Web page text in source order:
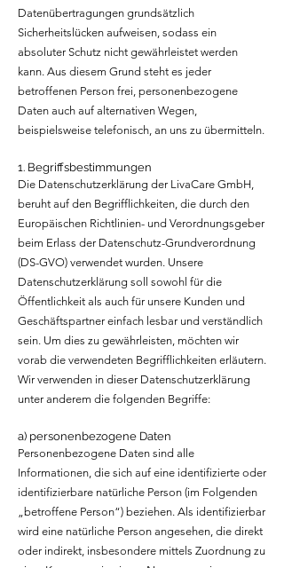
Datenübertragungen grundsätzlich
Sicherheitslücken aufweisen, sodass ein
absoluter Schutz nicht gewährleistet werden
kann. Aus diesem Grund steht es jeder
betroffenen Person frei, personenbezogene
Daten auch auf alternativen Wegen,
beispielsweise telefonisch, an uns zu übermitteln.
1. Begriffsbestimmungen
Die Datenschutzerklärung der LivaCare GmbH,
beruht auf den Begrifflichkeiten, die durch den
Europäischen Richtlinien- und Verordnungsgeber
beim Erlass der Datenschutz-Grundverordnung
(DS-GVO) verwendet wurden. Unsere
Datenschutzerklärung soll sowohl für die
Öffentlichkeit als auch für unsere Kunden und
Geschäftspartner einfach lesbar und verständlich
sein. Um dies zu gewährleisten, möchten wir
vorab die verwendeten Begrifflichkeiten erläutern.
Wir verwenden in dieser Datenschutzerklärung
unter anderem die folgenden Begriffe:
a) personenbezogene Daten
Personenbezogene Daten sind alle
Informationen, die sich auf eine identifizierte oder
identifizierbare natürliche Person (im Folgenden
„betroffene Person“) beziehen. Als identifizierbar
wird eine natürliche Person angesehen, die direkt
oder indirekt, insbesondere mittels Zuordnung zu